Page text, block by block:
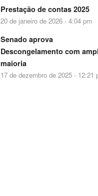
Prestação de contas 2025
20 de janeiro de 2026 - 4:04 pm
Senado aprova
Descongelamento com
maioria
17 de dezembro de 2025 - 12:21